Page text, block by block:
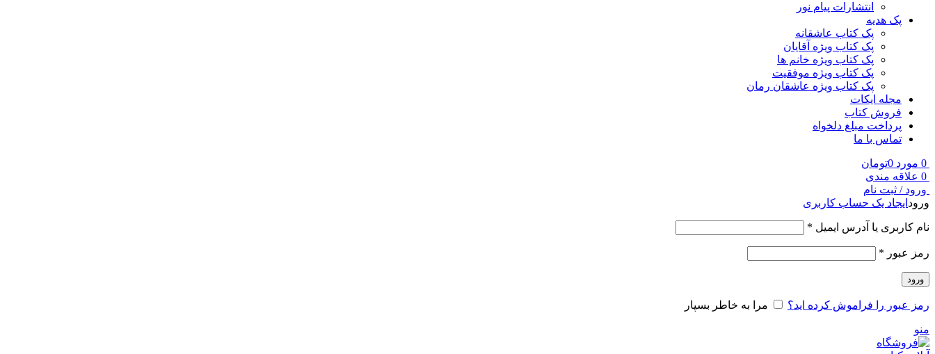
انتشارات پیام نور
پک هدیه
پک کتاب عاشقانه
پک کتاب ویژه آقایان
پک کتاب ویژه خانم ها
پک کتاب ویژه موفقیت
پک کتاب ویژه عاشقان رمان
مجله ایکات
فروش کتاب
پرداخت مبلغ دلخواه
تماس با ما
0 مورد 0تومان
0 علاقه مندی
ورود / ثبت نام
ورود ایجاد یک حساب کاربری
نام کاربری یا آدرس ایمیل *
رمز عبور *
ورود
رمز عبور را فراموش کرده اید؟ مرا به خاطر بسپار
منو